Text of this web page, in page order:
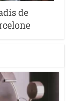
de